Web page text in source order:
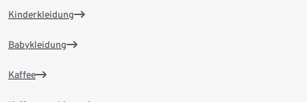
Kinderkleidung
Babykleidung
Kaffee